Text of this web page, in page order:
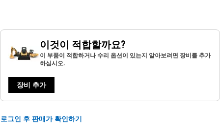
이것이 적합할까요?
이 부품이 적합하거나 수리 옵션이 있는지 알아보려면 장비를 추가
하십시오.
장비 추가
로그인 후 판매가 확인하기